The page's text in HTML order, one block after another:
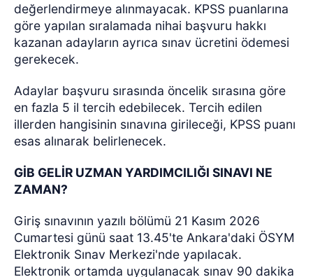
değerlendirmeye alınmayacak. KPSS puanlarına
göre yapılan sıralamada nihai başvuru hakkı
kazanan adayların ayrıca sınav ücretini ödemesi
gerekecek.
Adaylar başvuru sırasında öncelik sırasına göre
en fazla 5 il tercih edebilecek. Tercih edilen
illerden hangisinin sınavına girileceği, KPSS puanı
esas alınarak belirlenecek.
GİB GELİR UZMAN YARDIMCILIĞI SINAVI NE
ZAMAN?
Giriş sınavının yazılı bölümü 21 Kasım 2026
Cumartesi günü saat 13.45'te Ankara'daki ÖSYM
Elektronik Sınav Merkezi'nde yapılacak.
Elektronik ortamda uygulanacak sınav 90 dakika